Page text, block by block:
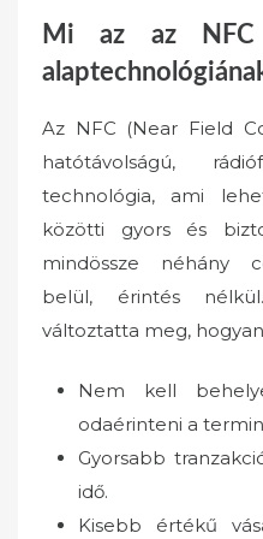
Mi az az
Az NFC (Near Field
hatótávolságú,
technológia, ami
közötti gyors és
mindössze néhány
belül, érintés
változtatta meg,
Nem kell
odaérinteni a
Gyorsabb
idő.
Kisebb értékű